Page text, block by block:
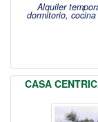
Alquiler
dormitorio,
CASA